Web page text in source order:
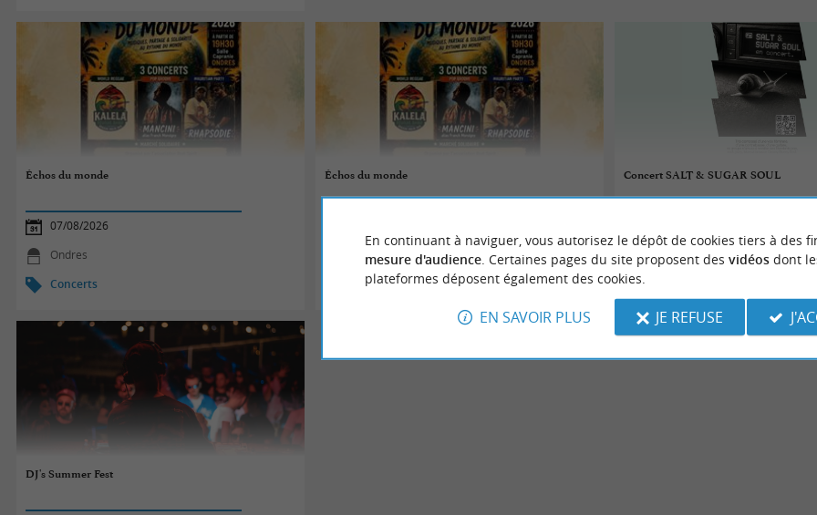
Échos du monde
07/08/2026
Ondres
Concerts
Échos du monde
Ondres
Concerts
Concert SALT & SUGAR SOUL
Tarnos
DJ's Summer Fest
En continuant à naviguer, vous autorisez le dépôt de cookies tiers à des
mesure d'audience. Certaines pages du site proposent des vidéosdont
plateformes déposent également des cookies.
EN SAVOIR PLUS JE REFUSE